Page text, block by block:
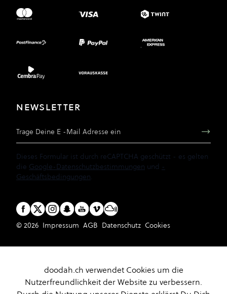
NEWSLETTER
Dieses Formular ist durch reCAPTCHA geschützt - es gelten
die Google-Datenschutzbestimmungen und -
Geschäftsbedingungen.
© 2026 Impressum AGB Datenschutz Cookies
doodah.ch verwendet Cookies um die
Nutzerfreundlichkeit der Website zu verbessern.